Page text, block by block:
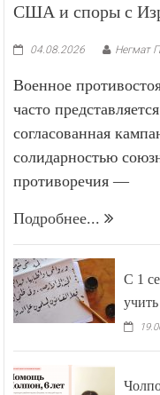
США и споры с
04.08.2026 Негмат
Военное
часто
согласованная
солидарностью
противоречия —
Подробнее...
С 1